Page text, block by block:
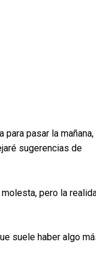
pasar la mañana,
sugerencias de
pero la
suele haber algo